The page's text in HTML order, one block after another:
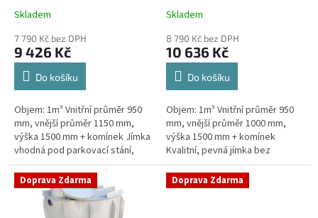
Skladem
7 790 Kč bez DPH
9 426 Kč
Do košíku
Objem: 1m³ Vnitřní průměr 950
mm, vnější průměr 1150 mm,
výška 1500 mm + komínek Jímka
vhodná pod parkovací stání,
komunikace i terasy Průměr
přítoku specifikujte v...
Skladem
8 790 Kč bez DPH
10 636 Kč
Do košíku
Objem: 1m³ Vnitřní průměr 950
mm, vnější průměr 1000 mm,
výška 1500 mm + komínek
Kvalitní, pevná jímka bez
potřeby obetonování. Průměr
přítoku specifikujte v...
Doprava Zdarma Doprava Zdarma